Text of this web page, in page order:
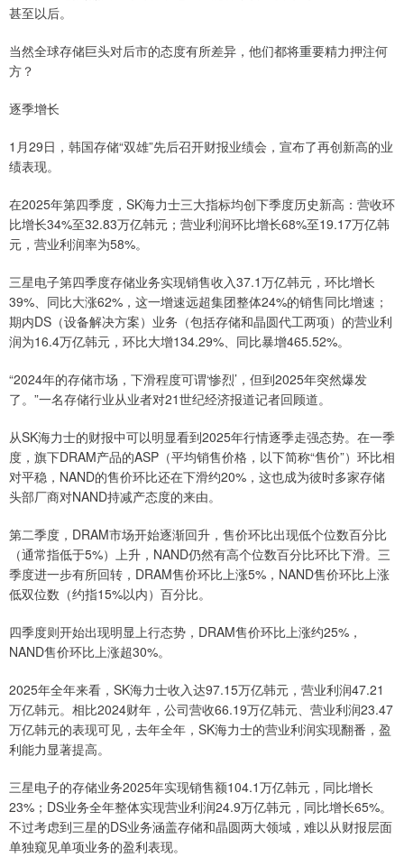
甚至以后。
当然全球存储巨头对后市的态度有所差异，他们都将重要精力押注何
方？
逐季增长
1月29日，韩国存储“双雄”先后召开财报业绩会，宣布了再创新高的业
绩表现。
在2025年第四季度，SK海力士三大指标均创下季度历史新高：营收环
比增长34%至32.83万亿韩元；营业利润环比增长68%至19.17万亿韩
元，营业利润率为58%。
三星电子第四季度存储业务实现销售收入37.1万亿韩元，环比增长
39%、同比大涨62%，这一增速远超集团整体24%的销售同比增速；
期内DS（设备解决方案）业务（包括存储和晶圆代工两项）的营业利
润为16.4万亿韩元，环比大增134.29%、同比暴增465.52%。
“2024年的存储市场，下滑程度可谓‘惨烈’，但到2025年突然爆发
了。”一名存储行业从业者对21世纪经济报道记者回顾道。
从SK海力士的财报中可以明显看到2025年行情逐季走强态势。在一季
度，旗下DRAM产品的ASP（平均销售价格，以下简称“售价”）环比相
对平稳，NAND的售价环比还在下滑约20%，这也成为彼时多家存储
头部厂商对NAND持减产态度的来由。
第二季度，DRAM市场开始逐渐回升，售价环比出现低个位数百分比
（通常指低于5%）上升，NAND仍然有高个位数百分比环比下滑。三
季度进一步有所回转，DRAM售价环比上涨5%，NAND售价环比上涨
低双位数（约指15%以内）百分比。
四季度则开始出现明显上行态势，DRAM售价环比上涨约25%，
NAND售价环比上涨超30%。
2025年全年来看，SK海力士收入达97.15万亿韩元，营业利润47.21
万亿韩元。相比2024财年，公司营收66.19万亿韩元、营业利润23.47
万亿韩元的表现可见，去年全年，SK海力士的营业利润实现翻番，盈
利能力显著提高。
三星电子的存储业务2025年实现销售额104.1万亿韩元，同比增长
23%；DS业务全年整体实现营业利润24.9万亿韩元，同比增长65%。
不过考虑到三星的DS业务涵盖存储和晶圆两大领域，难以从财报层面
单独窥见单项业务的盈利表现。